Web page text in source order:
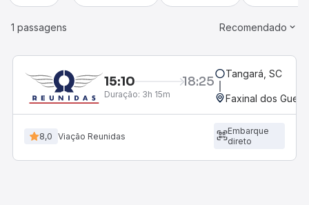
1 passagens Recomendado
15:10 18:25
Duração: 3h 15m
Tangará, SC
Faxinal dos
8,0 Viação Reunidas
Embarque
direto